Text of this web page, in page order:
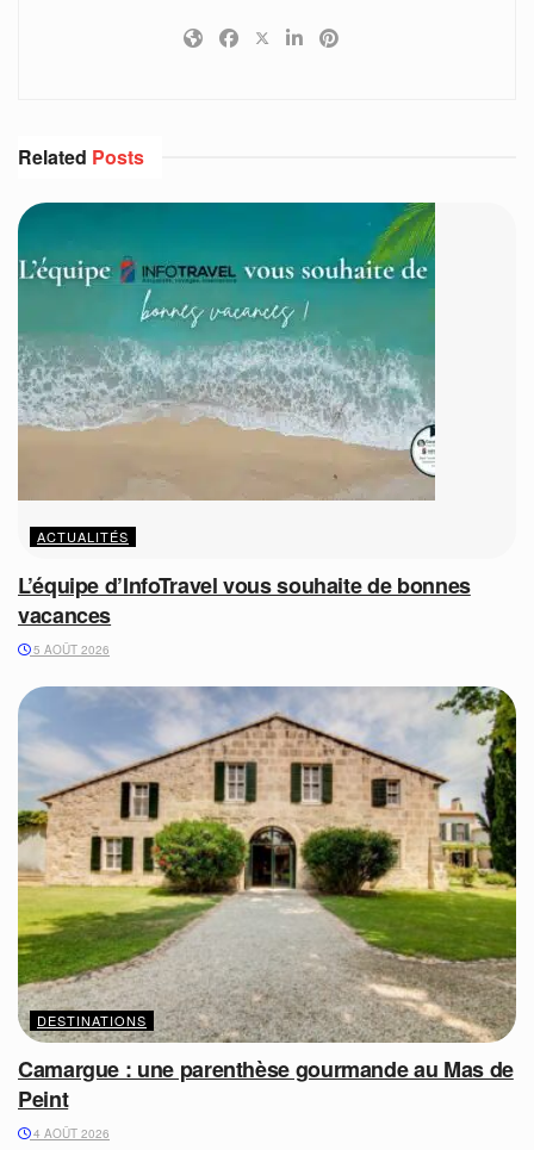
Related Posts
ACTUALITÉS
L’équipe d’InfoTravel vous souhaite de bonnes
vacances
5 AOÛT 2026
DESTINATIONS
Camargue : une parenthèse gourmande au Mas de
Peint
4 AOÛT 2026